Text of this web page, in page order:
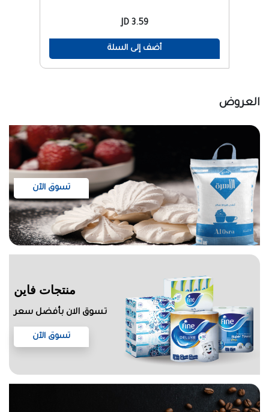
3.59 JD
أضف إلى السلة
العروض
تسوق الآن
منتجات فاين
تسوق الآن